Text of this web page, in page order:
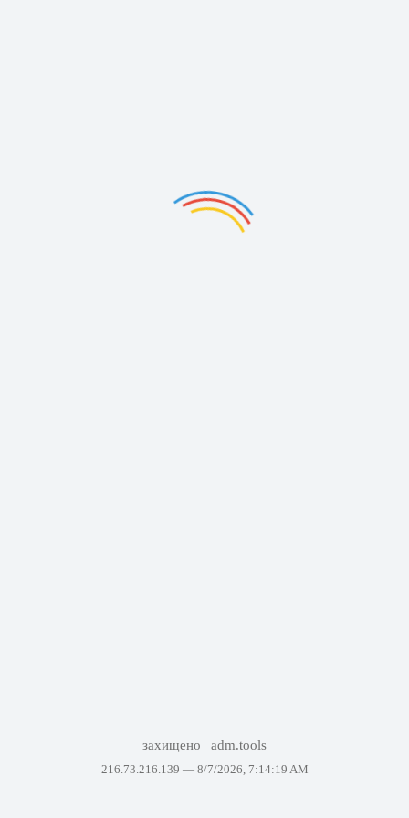
захищено adm.tools
216.73.216.139 — 8/7/2026, 7:14:19 AM